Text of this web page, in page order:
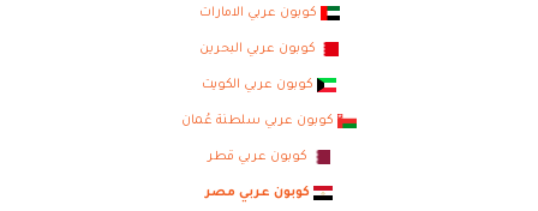
كوبون عربي الامارات
كوبون عربي البحرين
كوبون عربي الكويت
كوبون عربي سلطنة عُمان
كوبون عربي قطر
كوبون عربي مصر